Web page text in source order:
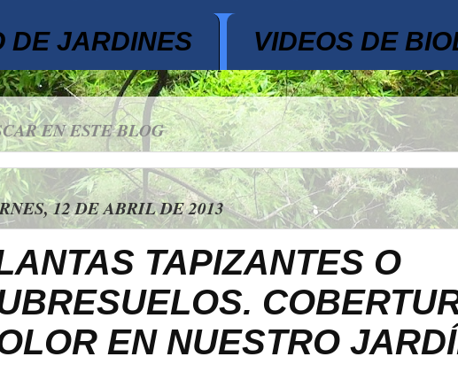
DE JARDINES
VIDEOS DE
EN ESTE BLOG
12 DE ABRIL DE 2013
TAPIZANTES O
EN NUESTRO